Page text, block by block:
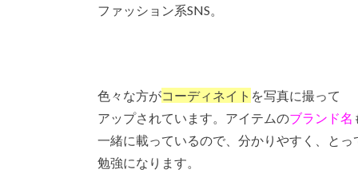
ファッション系SNS。
色々な方がコーディネイト を写真に撮って
アップされています。アイテムのブランド名
一緒に載っているので、分かりやすく、とっ
勉強になります。